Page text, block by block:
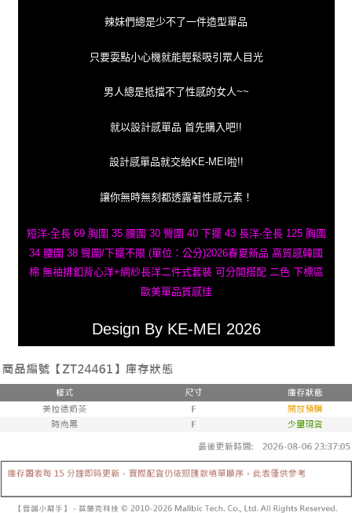
辣妹們總是少不了一件造型單品
只要耍點小心機就能輕鬆吸引眾人目光
男人總是抵擋不了性感的女人~~
就以設計感單品 首先購入吧!!
設計感單品就交給KE-MEI啦!!
讓你無時無刻都透露著性感元素！
短洋-全長 69 胸圍 35 腰圍 30 臀圍 40 下擺 43 長洋-全長 125 胸圍
34 腰圍 38 臀圍/下擺不限 (單位：公分)2026春夏新品 高質感韓國
棉 無袖排釦背心洋+網紗長洋二件式套裝 可分開搭配 二色 下標區
歐美單品質感佳
Design By KE-MEI 2026